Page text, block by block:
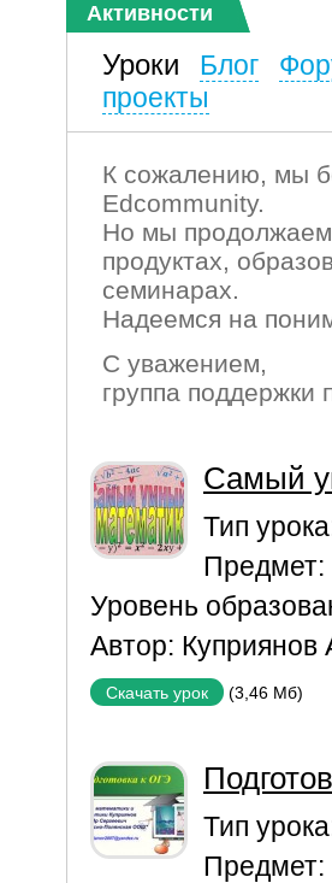
Активности
Уроки Блог
проекты
К сожалению, мы
Edcommunity.
Но мы
продуктах,
семинарах.
Надеемся на
С уважением,
группа поддержки
Самый
Тип
Предмет:
Уровень
Автор: Куприянов
Скачать урок (3,46 Мб)
Тип
Предмет: